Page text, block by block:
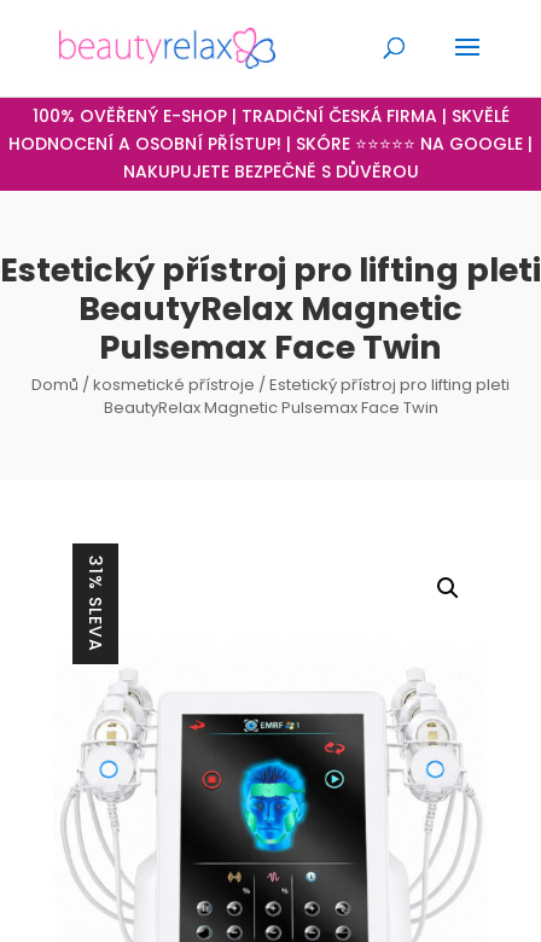
100% OVĚŘENÝ E-SHOP | TRADIČNÍ ČESKÁ FIRMA | SKVĚLÉ
HODNOCENÍ A OSOBNÍ PŘÍSTUP! | SKÓRE ⭐⭐⭐⭐⭐ NA GOOGLE |
NAKUPUJETE BEZPEČNĚ S DŮVĚROU
Estetický přístroj pro lifting pleti
BeautyRelax Magnetic
Pulsemax Face Twin
Domů /kosmetické přístroje / Estetický přístroj pro lifting pleti
BeautyRelax Magnetic Pulsemax Face Twin
31% SLEVA